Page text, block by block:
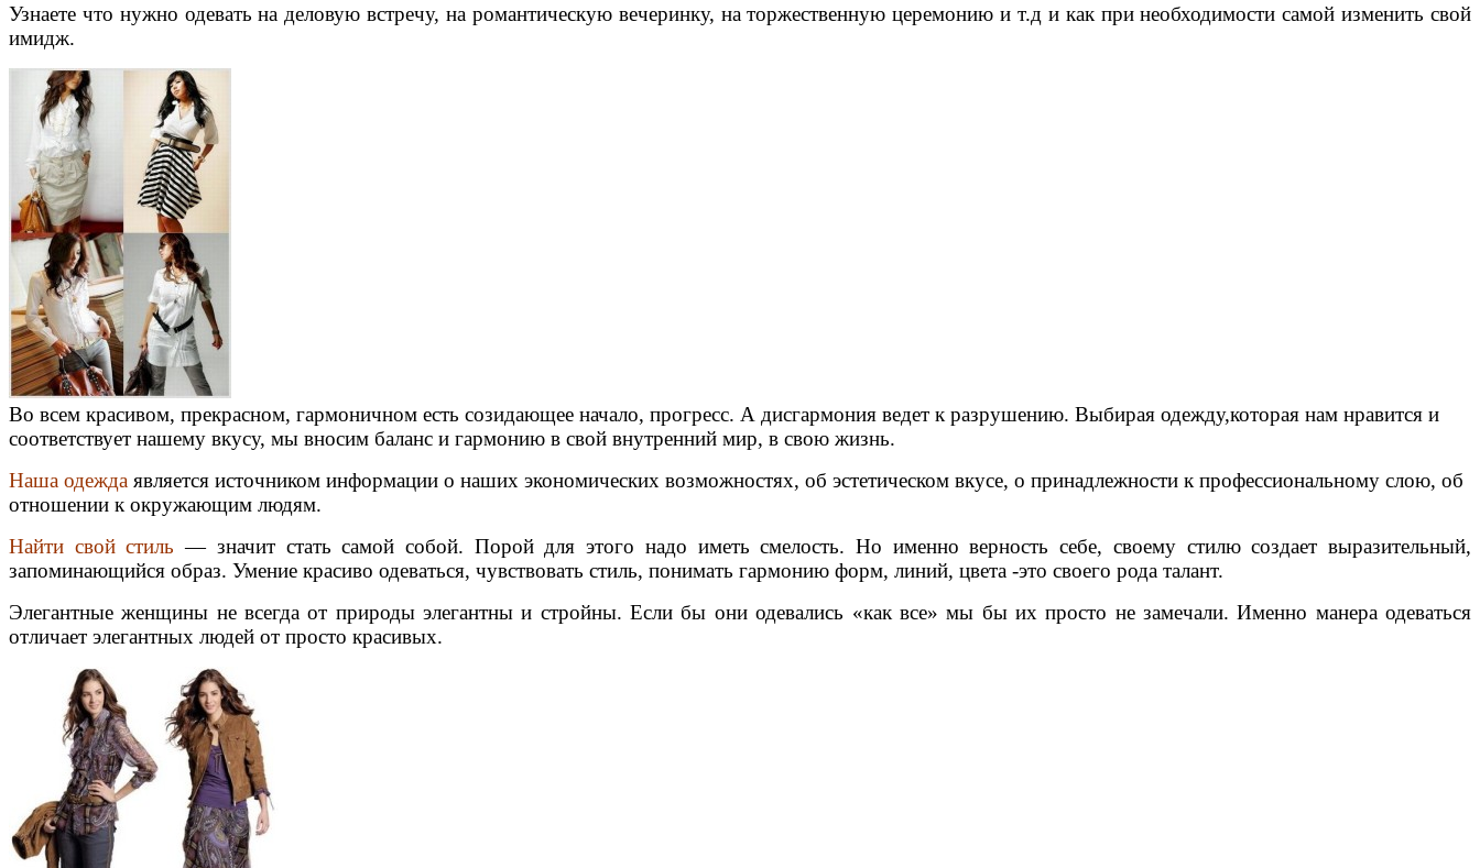
Узнаете что нужно одевать на деловую встречу, на романтическую вечеринку, на торжественную церемонию и т.д и как при необходимости самой изменить свой
имидж.
Во всем красивом, прекрасном, гармоничном есть созидающее начало, прогресс. А дисгармония ведет к разрушению. Выбирая одежду,которая нам нравится и
соответствует нашему вкусу, мы вносим баланс и гармонию в свой внутренний мир, в свою жизнь.
Наша одежда является источником информации о наших экономических возможностях, об эстетическом вкусе, о принадлежности к профессиональному слою, об
отношении к окружающим людям.
Найти свой стиль — значит стать самой собой. Порой для этого надо иметь смелость. Но именно верность себе, своему стилю создает выразительный,
запоминающийся образ. Умение красиво одеваться, чувствовать стиль, понимать гармонию форм, линий, цвета -это своего рода талант.
Элегантные женщины не всегда от природы элегантны и стройны. Если бы они одевались «как все» мы бы их просто не замечали. Именно манера одеваться
отличает элегантных людей от просто красивых.